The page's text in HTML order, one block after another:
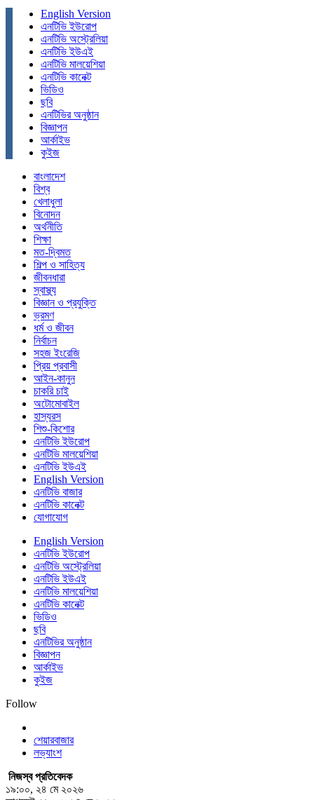
English Version
এনটিভি ইউরোপ
এনটিভি অস্ট্রেলিয়া
এনটিভি ইউএই
এনটিভি মালয়েশিয়া
এনটিভি কানেক্ট
ভিডিও
ছবি
এনটিভির অনুষ্ঠান
বিজ্ঞাপন
আর্কাইভ
কুইজ
বাংলাদেশ
বিশ্ব
খেলাধুলা
বিনোদন
অর্থনীতি
শিক্ষা
মত-দ্বিমত
শিল্প ও সাহিত্য
জীবনধারা
স্বাস্থ্য
বিজ্ঞান ও প্রযুক্তি
ভ্রমণ
ধর্ম ও জীবন
নির্বাচন
সহজ ইংরেজি
প্রিয় প্রবাসী
আইন-কানুন
চাকরি চাই
অটোমোবাইল
হাস্যরস
শিশু-কিশোর
এনটিভি ইউরোপ
এনটিভি মালয়েশিয়া
এনটিভি ইউএই
English Version
এনটিভি বাজার
এনটিভি কানেক্ট
যোগাযোগ
English Version
এনটিভি ইউরোপ
এনটিভি অস্ট্রেলিয়া
এনটিভি ইউএই
এনটিভি মালয়েশিয়া
এনটিভি কানেক্ট
ভিডিও
ছবি
এনটিভির অনুষ্ঠান
বিজ্ঞাপন
আর্কাইভ
কুইজ
Follow
শেয়ারবাজার
লভ্যাংশ
নিজস্ব প্রতিবেদক
১৯:০০, ২৪ মে ২০২৬